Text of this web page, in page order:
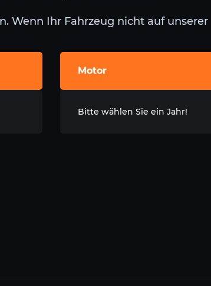
Wenn Ihr Fahrzeug nicht auf unserer
Motor
Bitte wählen Sie ein Jahr!